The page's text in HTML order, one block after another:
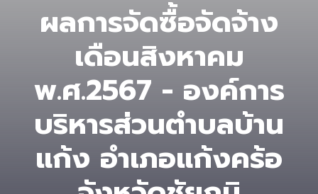
ผลการจัดซื้อจัดจ้าง
เดือนสิงหาคม
พ.ศ.2567 - องค์การ
บริหารส่วนตําบลบ้าน
แก้ง อำเภอแก้งคร้อ